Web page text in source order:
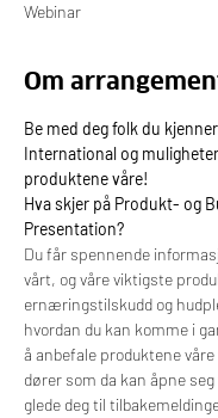
Webinar
Om
Be med deg folk du
International og
produktene våre!
Hva skjer på Produkt- og
Presentation?
Du får spennende
vårt, og våre viktigste
ernæringstilskudd og
hvordan du kan komme i
å anbefale produktene
dører som da kan åpne seg
glede deg til